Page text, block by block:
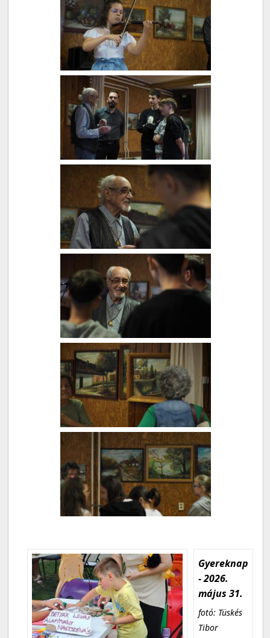
Gyereknap
- 2026.
május 31.
fotó: Tüskés
Tibor